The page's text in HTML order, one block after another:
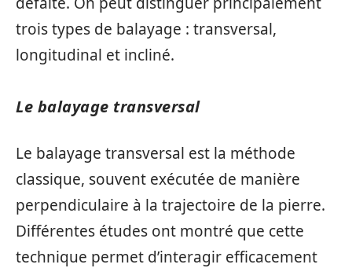
trois types de balayage : transversal,
longitudinal et incliné.
Le balayage transversal
Le balayage transversal est la méthode
classique, souvent exécutée de manière
perpendiculaire à la trajectoire de la pierre.
Différentes études ont montré que cette
technique permet d’interagir efficacement